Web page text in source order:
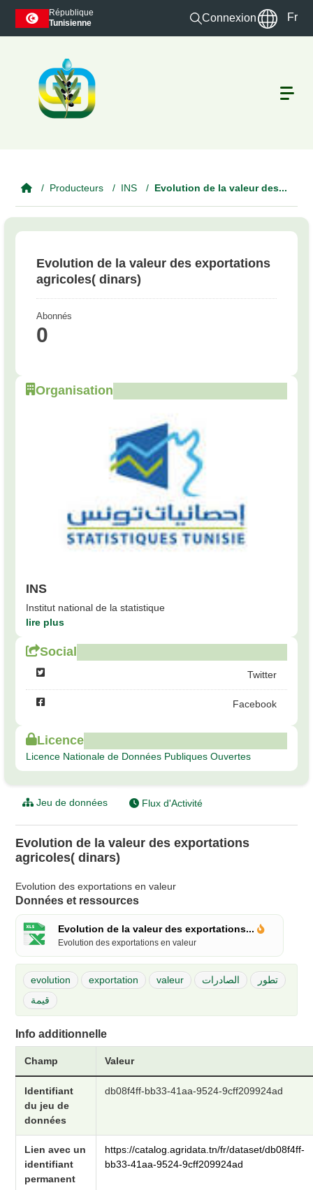
Skip to main content
République
Tunisienne
Connexion Fr
Producteurs INS Evolution de la valeur des...
Evolution de la valeur des exportations
agricoles( dinars)
Abonnés
0
Organisation
INS
Institut national de la statistique
lire plus
Social
Twitter
Facebook
Licence
Licence Nationale de Données Publiques Ouvertes
Jeu de données Flux d'Activité
Evolution de la valeur des exportations
agricoles( dinars)
Evolution des exportations en valeur
Données et ressources
Evolution de la valeur des exportations...
Evolution des exportations en valeur
evolution exportation valeur الصادرات
تطور
قيمة
Info additionnelle
Champ Valeur
Identifiant
du jeu de
données
db08f4ff-bb33-41aa-9524-9cff209924ad
Lien avec un
identifiant
permanent
https://catalog.agridata.tn/fr/dataset/db08f4ff-
bb33-41aa-9524-9cff209924ad